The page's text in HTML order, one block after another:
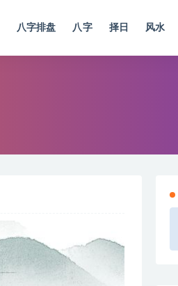
八字排盘 八字 择日 风水